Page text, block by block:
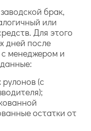
брак,
или
Для этого
дней после
менеджером и
(с
остатки от